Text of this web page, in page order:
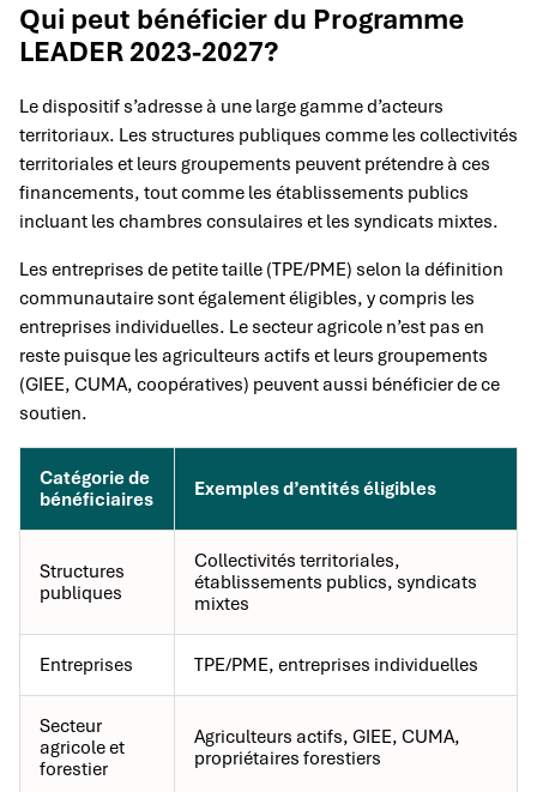
Qui peut bénéficier du Programme
LEADER 2023-2027?
Le dispositif s’adresse à une large gamme d’acteurs
territoriaux. Les structures publiques comme les collectivités
territoriales et leurs groupements peuvent prétendre à ces
financements, tout comme les établissements publics
incluant les chambres consulaires et les syndicats mixtes.
Les entreprises de petite taille (TPE/PME) selon la définition
communautaire sont également éligibles, y compris les
entreprises individuelles. Le secteur agricole n’est pas en
reste puisque les agriculteurs actifs et leurs groupements
(GIEE, CUMA, coopératives) peuvent aussi bénéficier de ce
soutien.
Catégorie de
bénéficiaires
Exemples d’entités éligibles
Structures
publiques
Collectivités territoriales,
établissements publics, syndicats
mixtes
Entreprises TPE/PME, entreprises individuelles
Secteur
agricole et
forestier
Agriculteurs actifs, GIEE, CUMA,
propriétaires forestiers